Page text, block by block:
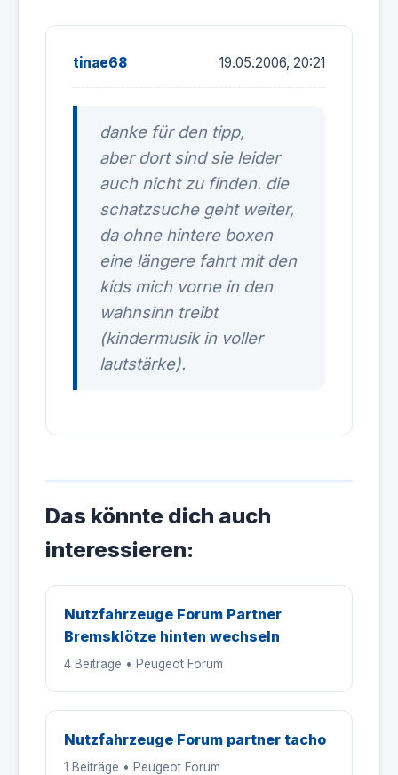
tinae68 19.05.2006, 20:21
danke für den tipp,
aber dort sind sie leider
auch nicht zu finden. die
schatzsuche geht weiter,
da ohne hintere boxen
eine längere fahrt mit den
kids mich vorne in den
wahnsinn treibt
(kindermusik in voller
lautstärke).
Das könnte dich auch
interessieren:
Nutzfahrzeuge Forum Partner
Bremsklötze hinten wechseln
4 Beiträge • Peugeot Forum
Nutzfahrzeuge Forum partner tacho
1 Beiträge • Peugeot Forum